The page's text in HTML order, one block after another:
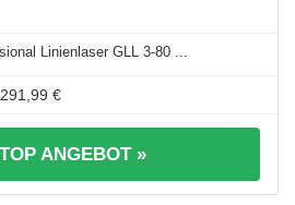
Linienlaser GLL 3-80 ...
291,99 €
ANGEBOT »